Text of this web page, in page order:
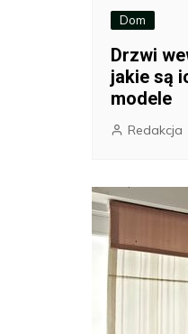
Dom
Drzwi
jakie są
modele
Redakcja